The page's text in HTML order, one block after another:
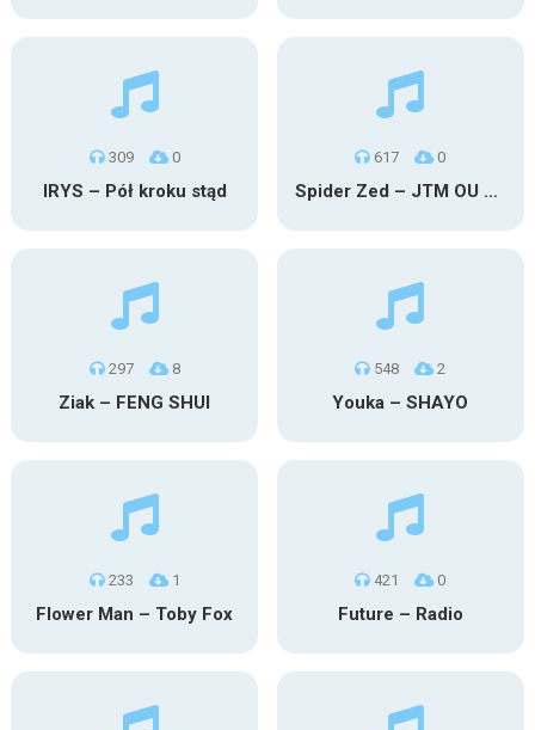
309 0
IRYS – Pół kroku stąd
617 0
Spider Zed – JTM OU TG
297 8
Ziak – FENG SHUI
548 2
Youka – SHAYO
233 1
Flower Man – Toby Fox
421 0
Future – Radio